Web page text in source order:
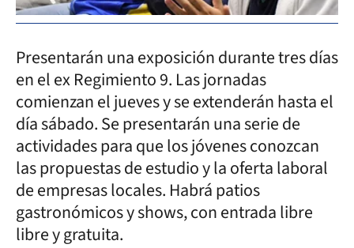
Presentarán una exposición durante tres días
en el ex Regimiento 9. Las jornadas
comienzan el jueves y se extenderán hasta el
día sábado. Se presentarán una serie de
actividades para que los jóvenes conozcan
las propuestas de estudio y la oferta laboral
de empresas locales. Habrá patios
gastronómicos y shows, con entrada libre
libre y gratuita.